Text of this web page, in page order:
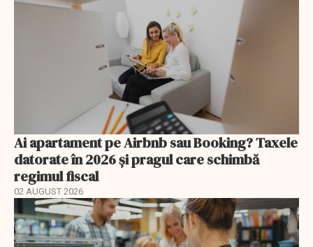
Ai apartament pe Airbnb sau Booking? Taxele
datorate în 2026 și pragul care schimbă
regimul fiscal
02 AUGUST 2026